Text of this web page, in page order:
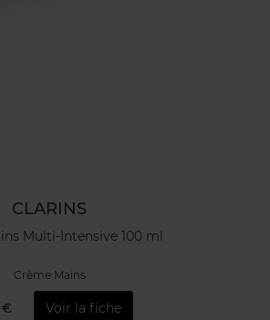
CLARINS
Multi-Intensive 100 ml
Crème Mains
€ Voir la fiche